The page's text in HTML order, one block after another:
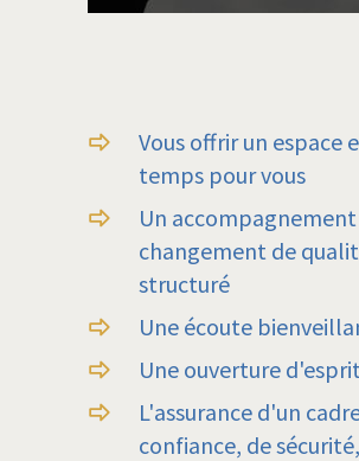
Vous offrir un espace
temps pour vous
Un accompagnement
changement de
structuré
Une écoute
Une ouverture
L'assurance d'un
confiance, de